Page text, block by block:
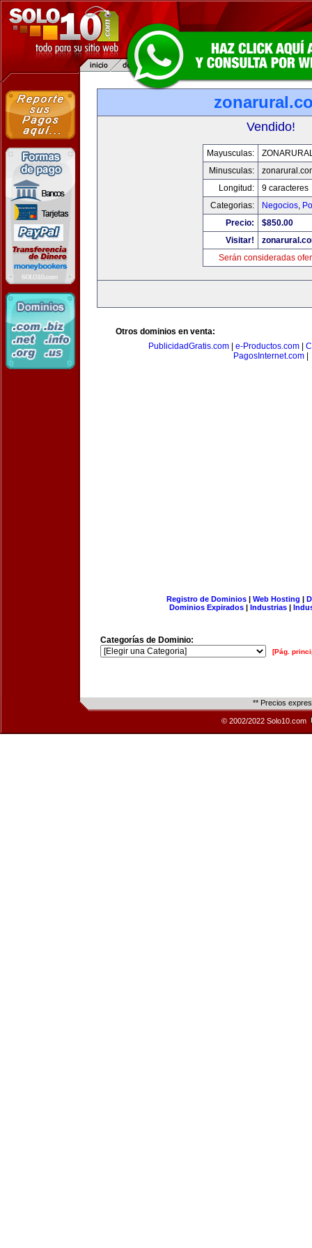
Vendido!
Mayusculas:
Minusculas:
Longitud:
9 caracteres
Categorias:
Negocios,
Precio:
$850.00
Visitar!
Serán consideradas
Otros dominios en venta:
PublicidadGratis.com
e-Productos.com
PagosInternet.com
Registro de Dominios| Web Hosting |
Dominios Expirados | Industrias |
Categorías de Dominio:
[Pág.
** Precios
© 2002/2022 Solo10.com